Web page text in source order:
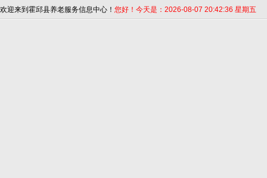
欢迎来到霍邱县养老服务信息中心！ 您好！今天是：2026-08-07 20:42:36 星期五